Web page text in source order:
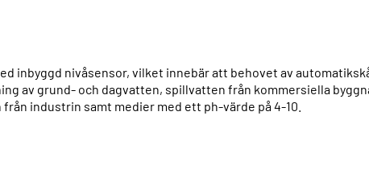
inbyggd nivåsensor, vilket innebär att behovet av
av grund- och dagvatten, spillvatten från kommersiella
industrin samt medier med ett ph-värde på 4-10.